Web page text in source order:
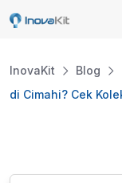
Skip
InovaKit Blog
di Cimahi? Cek